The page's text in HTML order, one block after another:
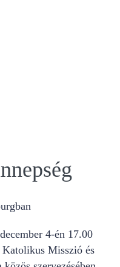
4-én 17.00
Misszió és